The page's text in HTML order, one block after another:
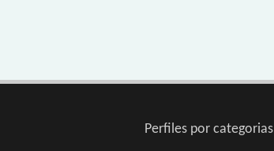
Perfiles por categorias